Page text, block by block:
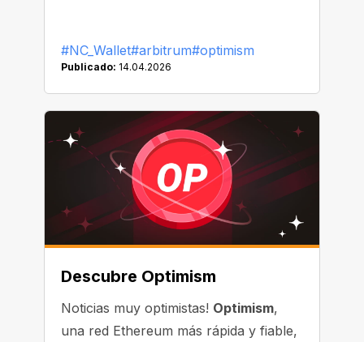
#NC_Wallet#arbitrum#optimism
Publicado: 14.04.2026
Descubre Optimism
Noticias muy optimistas! Optimism,
una red Ethereum más rápida y fiable,